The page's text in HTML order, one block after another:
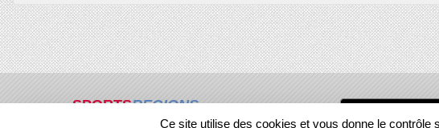
SPORTSREGIONS
visites
Ce site utilise des cookies et vous donne le contrôle